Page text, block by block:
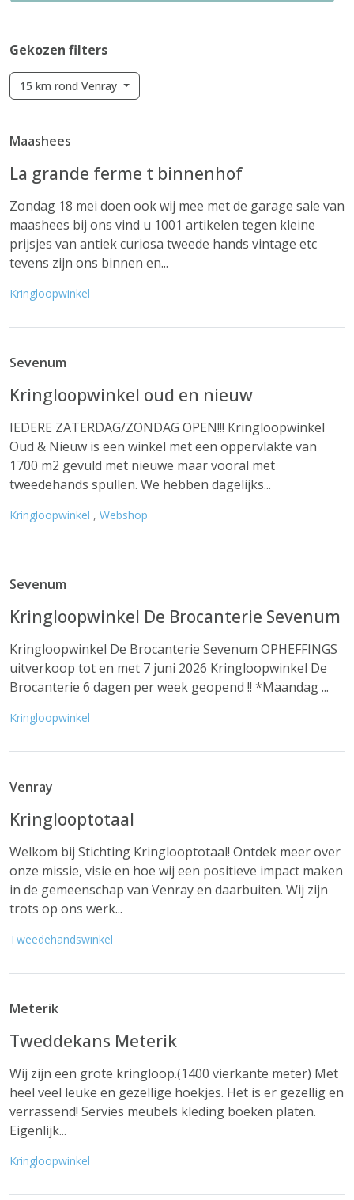
Gekozen filters
15 km rond Venray
Maashees
La grande ferme t binnenhof
Zondag 18 mei doen ook wij mee met de garage sale van
maashees bij ons vind u 1001 artikelen tegen kleine
prijsjes van antiek curiosa tweede hands vintage etc
tevens zijn ons binnen en...
Kringloopwinkel
Sevenum
Kringloopwinkel oud en nieuw
IEDERE ZATERDAG/ZONDAG OPEN!!! Kringloopwinkel
Oud & Nieuw is een winkel met een oppervlakte van
1700 m2 gevuld met nieuwe maar vooral met
tweedehands spullen. We hebben dagelijks...
Kringloopwinkel , Webshop
Sevenum
Kringloopwinkel De Brocanterie Sevenum
Kringloopwinkel De Brocanterie Sevenum OPHEFFINGS
uitverkoop tot en met 7 juni 2026 Kringloopwinkel De
Brocanterie 6 dagen per week geopend !! *Maandag ...
Kringloopwinkel
Venray
Kringlooptotaal
Welkom bij Stichting Kringlooptotaal! Ontdek meer over
onze missie, visie en hoe wij een positieve impact maken
in de gemeenschap van Venray en daarbuiten. Wij zijn
trots op ons werk...
Tweedehandswinkel
Meterik
Tweddekans Meterik
Wij zijn een grote kringloop.(1400 vierkante meter) Met
heel veel leuke en gezellige hoekjes. Het is er gezellig en
verrassend! Servies meubels kleding boeken platen.
Eigenlijk...
Kringloopwinkel